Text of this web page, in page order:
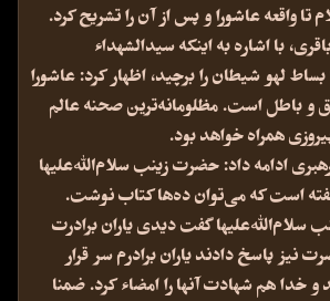
تا واقعه عاشورا و پس از آن را تشریح‌ کرد.
با اشاره به اینکه سیدالشهداء
بساط لهو شیطان را برچید، اظهار کرد: عاشورا
باطل است. مظلومانه‌ترین صحنه عالم
همراه خواهد بود.
ادامه داد: حضرت زینب سلام‌الله‌علیها
است که می‌توان ده‌ها کتاب نوشت.
سلام‌الله‌علیها گفت دیدی یاران برادرت
پاسخ دادند یاران برادرم سر قرار
و خدا هم شهادت آنها را امضاء کرد. ضمنا